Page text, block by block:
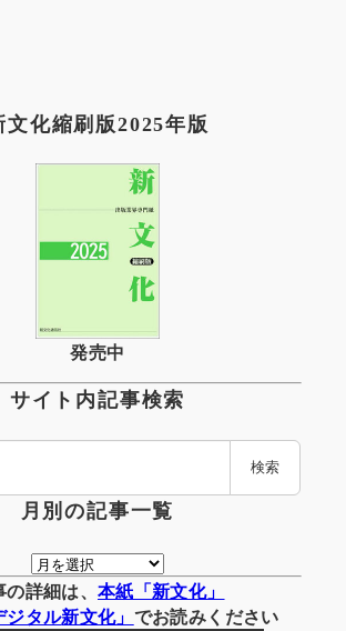
文化縮刷版2025年版
発売中
サイト内記事検索
検索
月別の記事一覧
月
別
の
詳細は、 本紙「新文化」
ジタル新文化」 でお読みください